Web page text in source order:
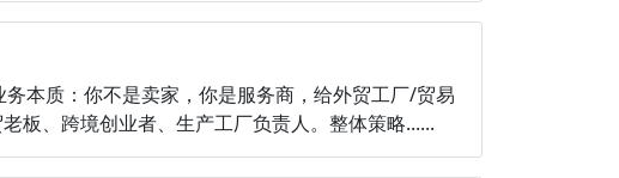
本质：你不是卖家，你是服务商，给外贸工厂/贸易
板、跨境创业者、生产工厂负责人。整体策略......